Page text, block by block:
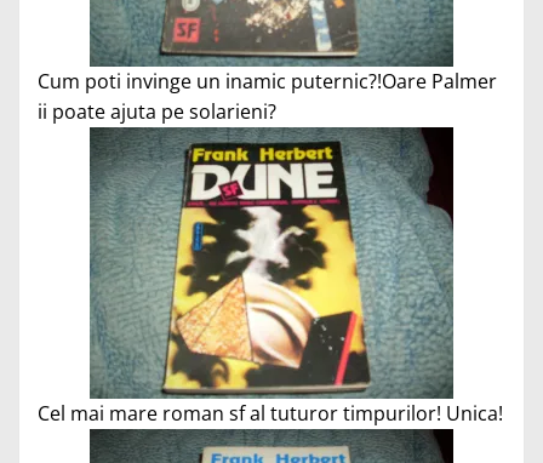
Cum poti invinge un inamic puternic?!Oare Palmer
ii poate ajuta pe solarieni?
Cel mai mare roman sf al tuturor timpurilor! Unica!